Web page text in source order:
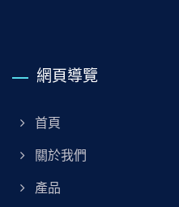
網頁導覽
首頁
關於我們
產品